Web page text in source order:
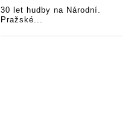
30 let hudby na Národní.
Pražské...